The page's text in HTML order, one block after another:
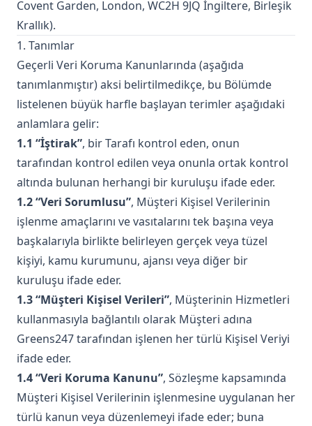
Covent Garden, London, WC2H 9JQ İngiltere, Birleşik
Krallık).
1. Tanımlar
Geçerli Veri Koruma Kanunlarında (aşağıda
tanımlanmıştır) aksi belirtilmedikçe, bu Bölümde
listelenen büyük harfle başlayan terimler aşağıdaki
anlamlara gelir:
1.1 “İştirak”, bir Tarafı kontrol eden, onun
tarafından kontrol edilen veya onunla ortak kontrol
altında bulunan herhangi bir kuruluşu ifade eder.
1.2 “Veri Sorumlusu”, Müşteri Kişisel Verilerinin
işlenme amaçlarını ve vasıtalarını tek başına veya
başkalarıyla birlikte belirleyen gerçek veya tüzel
kişiyi, kamu kurumunu, ajansı veya diğer bir
kuruluşu ifade eder.
1.3 “Müşteri Kişisel Verileri”, Müşterinin Hizmetleri
kullanmasıyla bağlantılı olarak Müşteri adına
Greens247 tarafından işlenen her türlü Kişisel Veriyi
ifade eder.
1.4 “Veri Koruma Kanunu”, Sözleşme kapsamında
Müşteri Kişisel Verilerinin işlenmesine uygulanan her
türlü kanun veya düzenlemeyi ifade eder; buna